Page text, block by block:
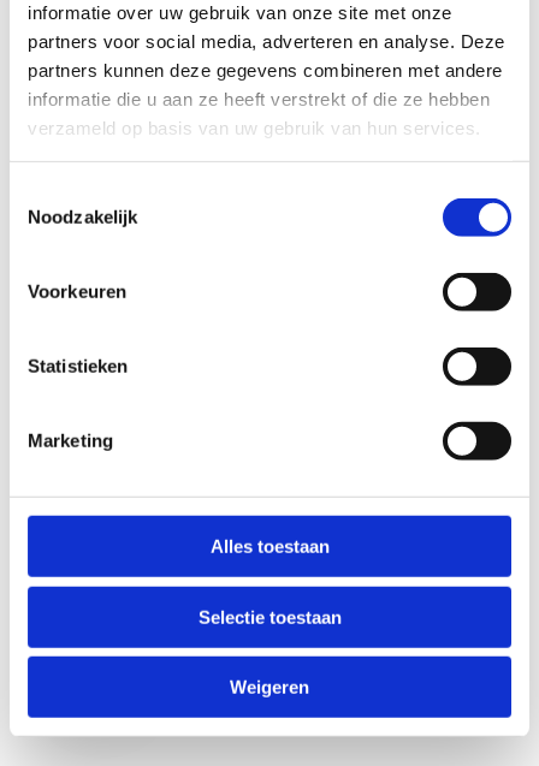
informatie over uw gebruik van onze site met onze
partners voor social media, adverteren en analyse. Deze
partners kunnen deze gegevens combineren met andere
informatie die u aan ze heeft verstrekt of die ze hebben
verzameld op basis van uw gebruik van hun services.
Noodzakelijk
Voorkeuren
Statistieken
Marketing
Alles toestaan
Selectie toestaan
Weigeren
Geef aan tot welk domein jouw vraag behoort
KIES EEN DOMEIN
Jouw vraag
Anti-Robot Verification
Click to start verification
Verzend